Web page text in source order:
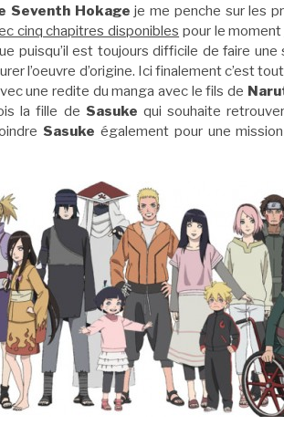
Seventh Hokage je me penche sur les
cinq chapitres disponibles pour le moment
puisqu’il est toujours difficile de faire
l’oeuvre d’origine. Ici finalement c’est
une redite du manga avec le fils de
la fille de Sasuke qui souhaite
Sasuke également pour une